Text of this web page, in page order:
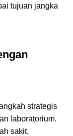
tujuan jangka
strategis
laboratorium.
sakit,